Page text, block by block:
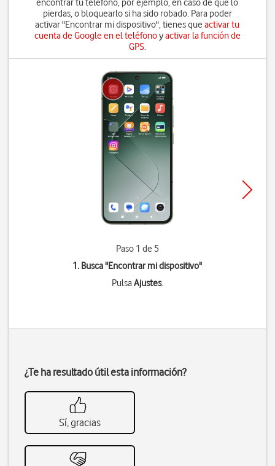
encontrar tu teléfono, por ejemplo, en caso de que lo
pierdas, o bloquearlo si ha sido robado. Para poder
activar "Encontrar mi dispositivo", tienes queactivar tu
cuenta de Google en el teléfonoyactivar la función de
GPS.
Paso 1 de 5
1. Busca "Encontrar mi dispositivo"
PulsaAjustes.
¿Te ha resultado útil esta información?
Sí, gracias